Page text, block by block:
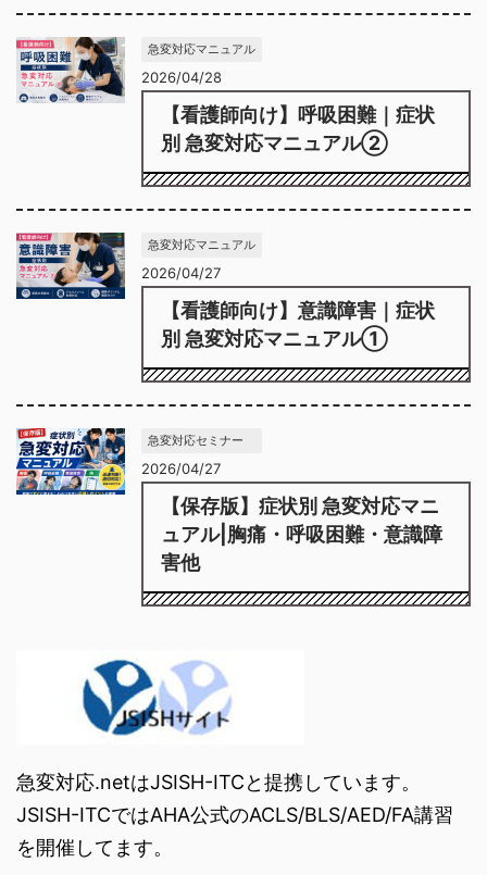
急変対応マニュアル
2026/04/28
【看護師向け】呼吸困難｜症状
別 急変対応マニュアル②
急変対応マニュアル
2026/04/27
【看護師向け】意識障害｜症状
別 急変対応マニュアル①
急変対応セミナー
2026/04/27
【保存版】症状別 急変対応マニ
ュアル|胸痛・呼吸困難・意識障
害他
急変対応.netはJSISH-ITCと提携しています。
JSISH-ITCではAHA公式のACLS/BLS/AED/FA講習
を開催してます。